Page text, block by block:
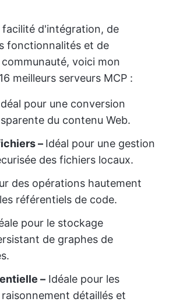
facilité d'intégration, de
fonctionnalités et de
voici mon
meilleurs serveurs MCP :
pour une conversion
du contenu Web.
– Idéal pour une gestion
des fichiers locaux.
des opérations hautement
référentiels de code.
pour le stockage
de graphes de
– Idéale pour les
détaillés et